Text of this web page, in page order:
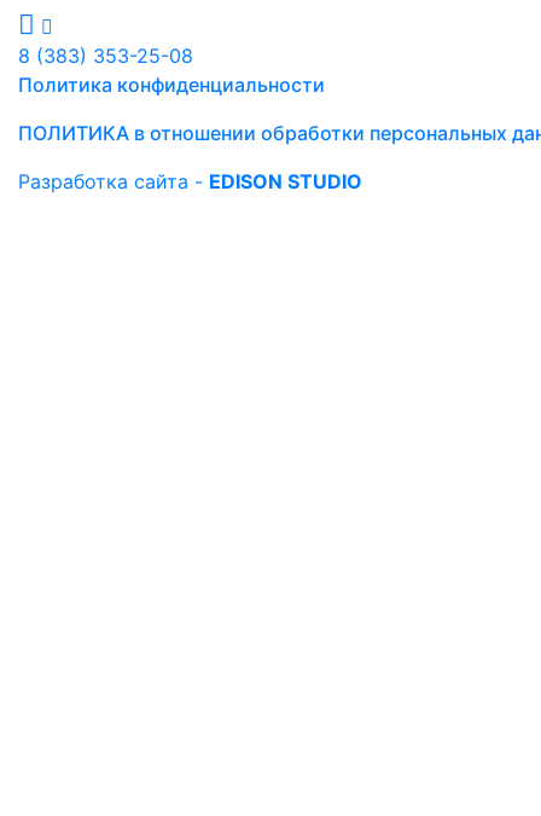
8 (383) 353-25-08
Политика конфиденциальности
ПОЛИТИКА в отношении обработки персональных
Разработка сайта - EDISON STUDIO